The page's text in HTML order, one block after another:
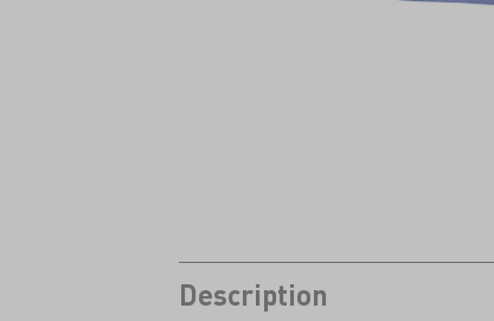
Description